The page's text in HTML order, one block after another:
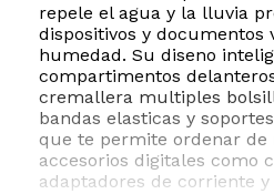
repele el agua y la lluvia
dispositivos y documentos
humedad. Su diseno
compartimentos
cremallera multiples
bandas elasticas y
que te permite ordenar de
accesorios digitales como
adaptadores de corriente